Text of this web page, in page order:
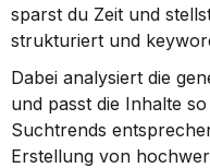
sparst du Zeit und
strukturiert und
Dabei analysiert die
und passt die Inhalte
Suchtrends
Erstellung von